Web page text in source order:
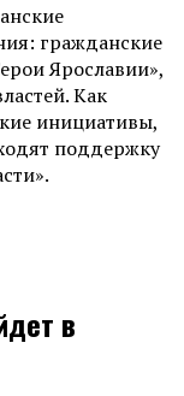
гражданские
Ярославии»,
Как
инициативы,
поддержку
в